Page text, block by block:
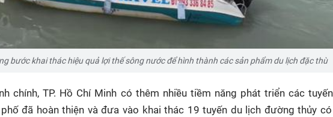
bước khai thác hiệu quả lợi thế sông nước để hình thành các sản phẩm du lịch đặc thù
chính, TP. Hồ Chí Minh có thêm nhiều tiềm năng phát triển các
đã hoàn thiện và đưa vào khai thác 19 tuyến du lịch đường thủy